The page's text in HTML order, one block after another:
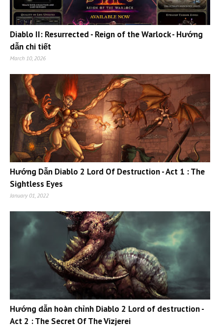
Diablo II: Resurrected - Reign of the Warlock - Hướng
dẫn chi tiết
March 10, 2026
Hướng Dẫn Diablo 2 Lord Of Destruction - Act 1 : The
Sightless Eyes
January 01, 2022
Hướng dẫn hoàn chỉnh Diablo 2 Lord of destruction -
Act 2 : The Secret Of The Vizjerei